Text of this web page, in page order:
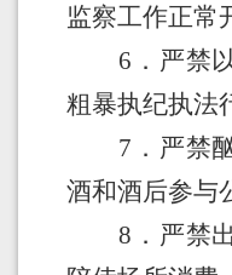
监察工作正常
6 ． 严禁
粗暴执纪执法
7 ． 严禁
酒和酒后参与
8 ． 严禁